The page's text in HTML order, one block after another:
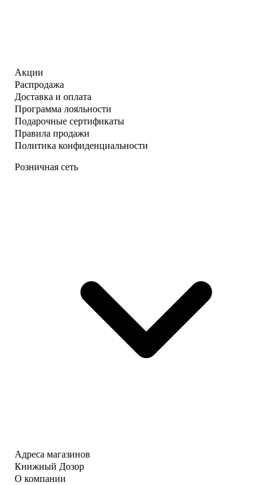
Акции
Распродажа
Доставка и оплата
Программа лояльности
Подарочные сертификаты
Правила продажи
Политика конфиденциальности
Розничная сеть
Адреса магазинов
Книжный Дозор
О компании